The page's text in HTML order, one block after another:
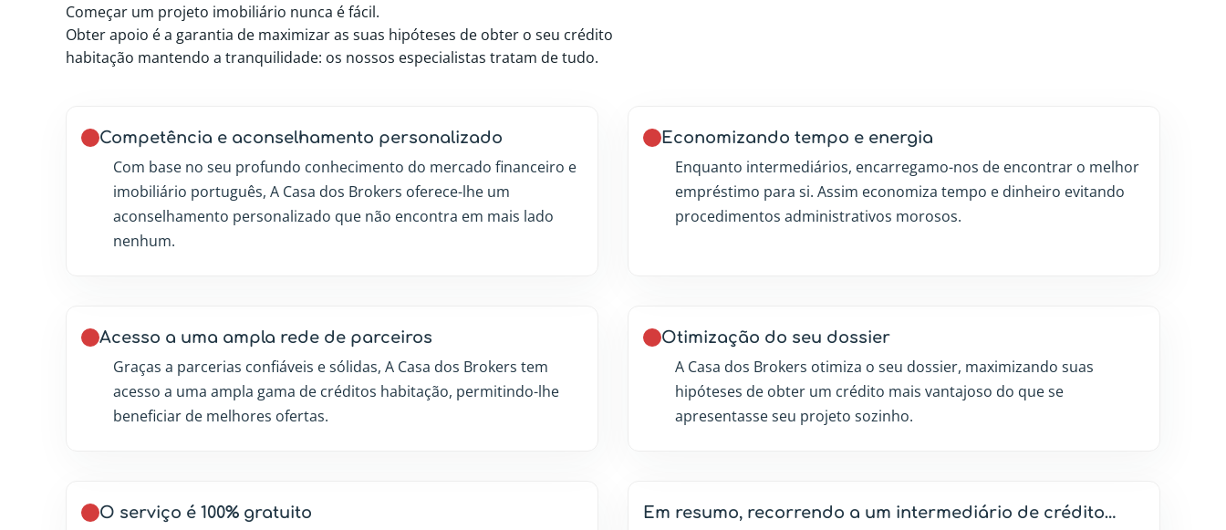
Começar um projeto imobiliário nunca é fácil.
Obter apoio é a garantia de maximizar as suas hipóteses de obter o seu crédito
habitação mantendo a tranquilidade: os nossos especialistas tratam de tudo.
Competência e aconselhamento personalizado
Com base no seu profundo conhecimento do mercado financeiro e
imobiliário português, A Casa dos Brokers oferece-lhe um
aconselhamento personalizado que não encontra em mais lado
nenhum.
Economizando tempo e energia
Enquanto intermediários, encarregamo-nos de encontrar o melhor
empréstimo para si. Assim economiza tempo e dinheiro evitando
procedimentos administrativos morosos.
Acesso a uma ampla rede de parceiros
Graças a parcerias confiáveis e sólidas, A Casa dos Brokers tem
acesso a uma ampla gama de créditos habitação, permitindo-lhe
beneficiar de melhores ofertas.
Otimização do seu dossier
A Casa dos Brokers otimiza o seu dossier, maximizando suas
hipóteses de obter um crédito mais vantajoso do que se
apresentasse seu projeto sozinho.
O serviço é 100% gratuito Em resumo, recorrendo a um intermediário de crédito…